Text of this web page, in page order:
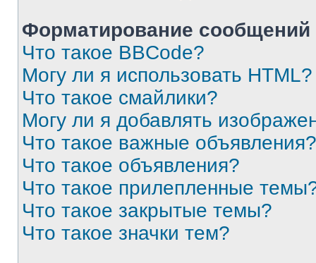
Форматирование
Что такое BBCode?
Могу ли я использовать HTML?
Что такое смайлики?
Могу ли я добавлять
Что такое важные объявления?
Что такое объявления?
Что такое прилепленные
Что такое закрытые темы?
Что такое значки тем?